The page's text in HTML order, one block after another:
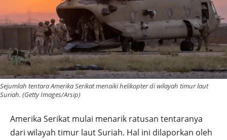
Sejumlah tentara Amerika Serikat menaiki helikopter di wilayah timur laut
Suriah. (Getty Images/Arsip)
Amerika Serikat mulai menarik ratusan tentaranya
dari wilayah timur laut Suriah. Hal ini dilaporkan oleh